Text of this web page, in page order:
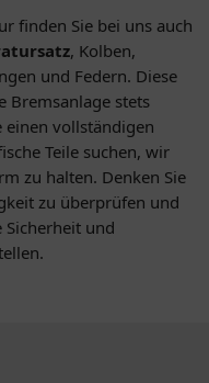
finden Sie bei uns auch
, Kolben,
und Federn. Diese
Bremsanlage stets
einen vollständigen
Teile suchen, wir
zu halten. Denken Sie
zu überprüfen und
Sicherheit und